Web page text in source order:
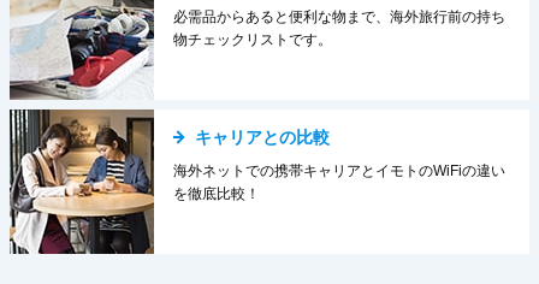
必需品からあると便利な物まで、海外旅行前の持ち
物チェックリストです。
キャリアとの比較
海外ネットでの携帯キャリアとイモトのWiFiの違い
を徹底比較！